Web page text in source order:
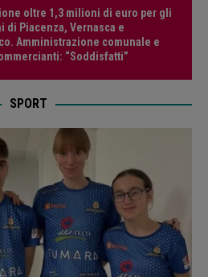
oltre 1,3 milioni di euro per gli
di Piacenza, Vernasca e
Amministrazione comunale e
“Soddisfatti”
SPORT